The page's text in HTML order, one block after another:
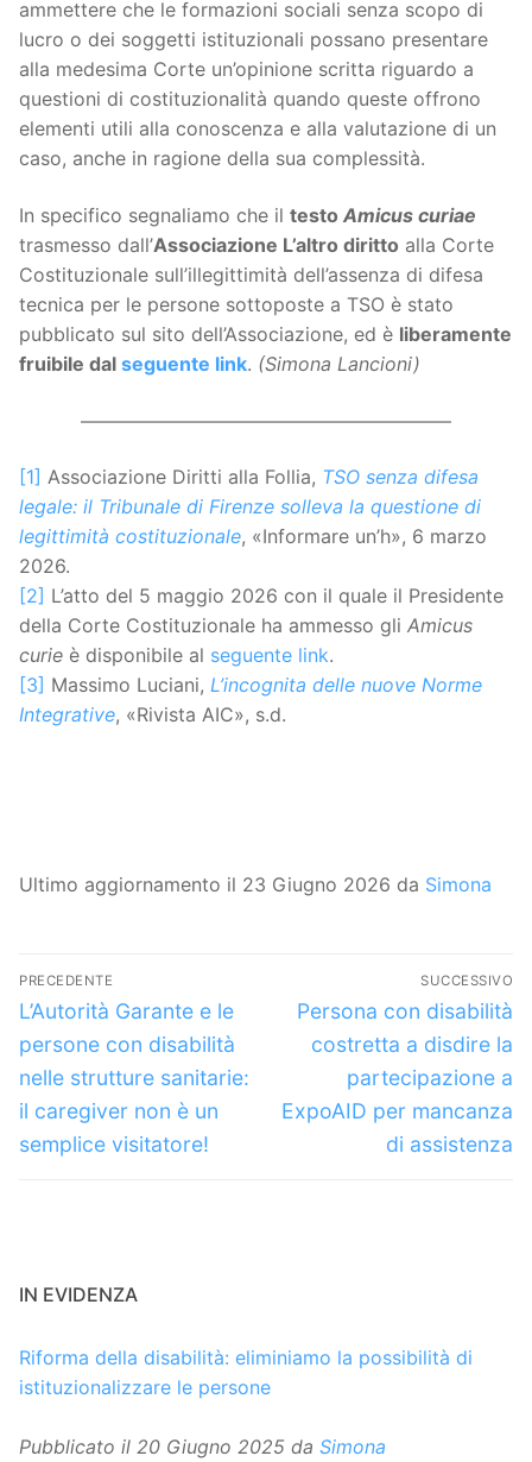
ammettere che le formazioni sociali senza scopo di
lucro o dei soggetti istituzionali possano presentare
alla medesima Corte un’opinione scritta riguardo a
questioni di costituzionalità quando queste offrono
elementi utili alla conoscenza e alla valutazione di un
caso, anche in ragione della sua complessità.
In specifico segnaliamo che il testo Amicus curiae
trasmesso dall’Associazione L’altro diritto alla Corte
Costituzionale sull’illegittimità dell’assenza di difesa
tecnica per le persone sottoposte a TSO è stato
pubblicato sul sito dell’Associazione, ed è liberamente
fruibile dal seguente link. (Simona Lancioni)
———————————————————–
[1] Associazione Diritti alla Follia, TSO senza difesa
legale: il Tribunale di Firenze solleva la questione di
legittimità costituzionale, «Informare un’h», 6 marzo
2026.
[2] L’atto del 5 maggio 2026 con il quale il Presidente
della Corte Costituzionale ha ammesso gli Amicus
curie è disponibile al seguente link.
[3] Massimo Luciani, L’incognita delle nuove Norme
Integrative, «Rivista AIC», s.d.
Ultimo aggiornamento il 23 Giugno 2026 da Simona
Navigazione
articoli
PRECEDENTE
Articolo
precedente:
L’Autorità Garante e le
persone con disabilità
nelle strutture sanitarie:
il caregiver non è un
semplice visitatore!
SUCCESSIVO
Articolo
successivo:
Persona con disabilità
costretta a disdire la
partecipazione a
ExpoAID per mancanza
di assistenza
IN EVIDENZA
Riforma della disabilità: eliminiamo la possibilità di
istituzionalizzare le persone
Pubblicato il 20 Giugno 2025 da Simona